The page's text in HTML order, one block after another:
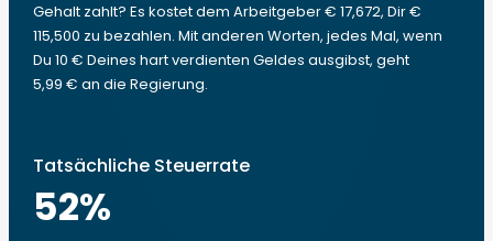
Gehalt zahlt? Es kostet dem Arbeitgeber € 17,672, Dir €
115,500 zu bezahlen. Mit anderen Worten, jedes Mal, wenn
Du 10 € Deines hart verdienten Geldes ausgibst, geht
5,99 € an die Regierung.
Tatsächliche Steuerrate
52%